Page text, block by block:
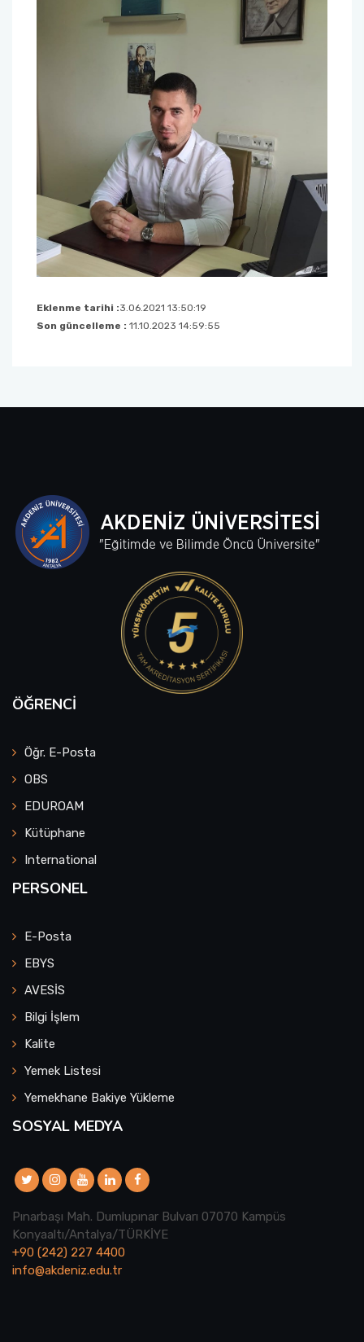
Eklenme tarihi :3.06.2021 13:50:19
Son güncelleme : 11.10.2023 14:59:55
ÖĞRENCI
Öğr. E-Posta
OBS
EDUROAM
Kütüphane
International
PERSONEL
E-Posta
EBYS
AVESİS
Bilgi İşlem
Kalite
Yemek Listesi
Yemekhane Bakiye Yükleme
SOSYAL MEDYA
Pınarbaşı Mah. Dumlupınar Bulvarı 07070 Kampüs
Konyaaltı/Antalya/TÜRKİYE
+90 (242) 227 4400
info@akdeniz.edu.tr